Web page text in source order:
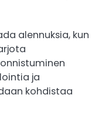
alennuksia, kun
ja
kohdistaa